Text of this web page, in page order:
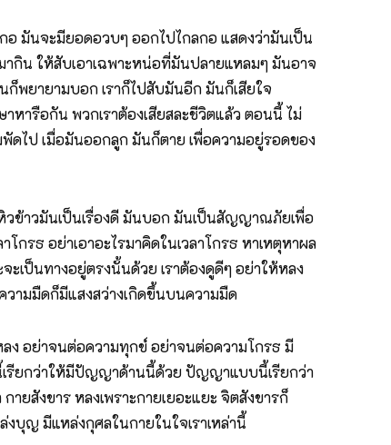
นจะมียอดอวบๆ ออกไปไกลกอ แสดงว่ามันเป็น
น ให้สับเอาเฉพาะหน่อที่มันปลายแหลมๆ มันอาจ
ก็พยายามบอก เราก็ไปสับมันอีก มันก็เสียใจ
หารือกัน พวกเราต้องเสียสละชีวิตแล้ว ตอนนี้ ไม่
ไป เมื่อมันออกลูก มันก็ตาย เพื่อความอยู่รอดของ
ข้าวมันเป็นเรื่องดี มันบอก มันเป็นสัญญาณภัยเพื่อ
กรธ อย่าเอาอะไรมาคิดในเวลาโกรธ หาเหตุหาผล
ะเป็นทางอยู่ตรงนั้นด้วย เราต้องดูดีๆ อย่าให้หลง
วามมืดก็มีแสงสว่างเกิดขึ้นบนความมืด
อย่าจนต่อความทุกข์ อย่าจนต่อความโกรธ มี
เรียกว่าให้มีปัญญาด้านนี้ด้วย ปัญญาแบบนี้เรียกว่า
สังขาร หลงเพราะกายเยอะแยะ จิตสังขารก็
บุญ มีแหล่งกุศลในกายในใจเราเหล่านี้